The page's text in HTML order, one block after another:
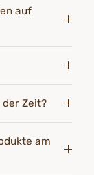
auf
Zeit?
am